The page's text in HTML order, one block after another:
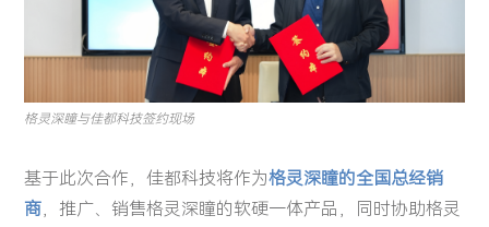
金砖安防智算解决方案
战狼视频图像大数据解决方案
体育健康
深瞳体育阳光跑解决方案
AI 知识库
视频中心
赋能智慧管理，引导健康生活，推动可持续发展
加入我们
新闻中心
致力于为股东创造更大价值
联系方式
格灵深瞳与佳都科技签约现场
基于此次合作，佳都科技将作为格灵深瞳的全国总经销
商，推广、销售格灵深瞳的软硬一体产品，同时协助格灵